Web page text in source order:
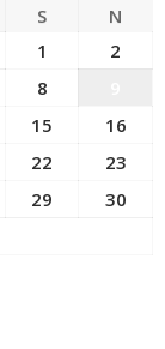
S
N
1
2
8
15
16
22
23
29
30